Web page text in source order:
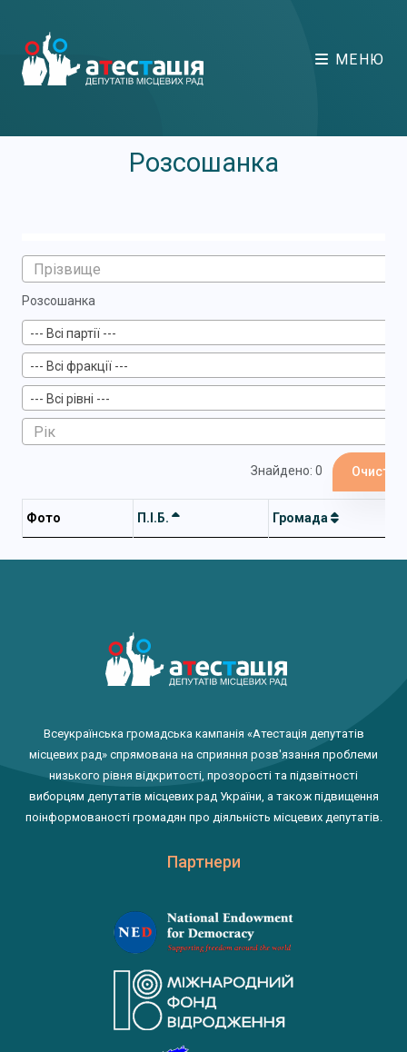
МЕНЮ
Розсошанка
Розсошанка
--- Всі партії ---
--- Всі фракції ---
--- Всі рівні ---
Знайдено: 0
Фото П.І.Б. Громада
Всеукраїнська громадська кампанія «Атестація депутатів
місцевих рад» спрямована на сприяння розв'язання проблеми
низького рівня відкритості, прозорості та підзвітності
виборцям депутатів місцевих рад України, а також підвищення
поінформованості громадян про діяльність місцевих депутатів.
Партнери